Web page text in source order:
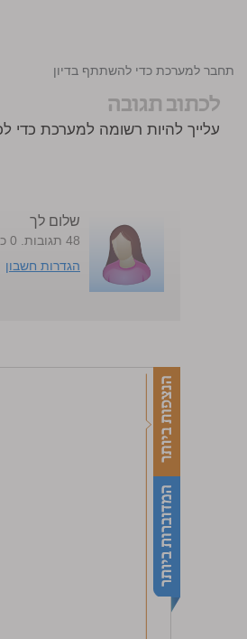
התחבר למערכת כדי להשתתף בדיון
לכתוב תגובה
עלייך להיות רשומה למערכת כדי
שלום לך
48 תגובות. 0 כתבות.
הגדרות חשבון